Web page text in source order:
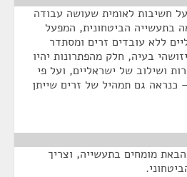
חשיבות לאומית שעושה עבודה
בתעשייה הביטחונית, המפעל
ישראליים ללא עובדים זרים ומסתדר
בעיה, חלק מהפתרונות יהיו
ושילוב של ישראליים, ועל פי
כנראה גם תמהיל של זרים שייתן
מומחים בתעשייה, וצריך